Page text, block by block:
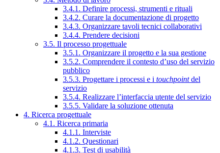
3.4.1. Definire processi, strumenti e rituali
3.4.2. Curare la documentazione di progetto
3.4.3. Organizzare tavoli tecnici collaborativi
3.4.4. Prendere decisioni
3.5. Il processo progettuale
3.5.1. Organizzare il progetto e la sua gestione
3.5.2. Comprendere il contesto d’uso del servizio
pubblico
3.5.3. Progettare i processi e i touchpointdel
servizio
3.5.4. Realizzare l’interfaccia utente del servizio
3.5.5. Validare la soluzione ottenuta
4. Ricerca progettuale
4.1. Ricerca primaria
4.1.1. Interviste
4.1.2. Questionari
4.1.3. Test di usabilità